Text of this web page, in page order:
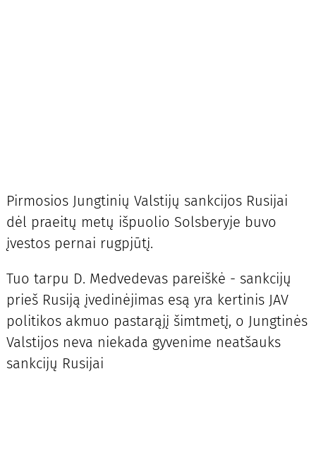
Pirmosios Jungtinių Valstijų sankcijos Rusijai
dėl praeitų metų išpuolio Solsberyje buvo
įvestos pernai rugpjūtį.
Tuo tarpu D. Medvedevas pareiškė - sankcijų
prieš Rusiją įvedinėjimas esą yra kertinis JAV
politikos akmuo pastarąjį šimtmetį, o Jungtinės
Valstijos neva niekada gyvenime neatšauks
sankcijų Rusijai